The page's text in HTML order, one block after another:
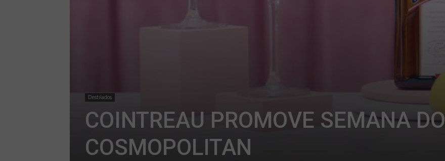
Destilados
COINTREAU PROMOVE SEMANA DO
COSMOPOLITAN